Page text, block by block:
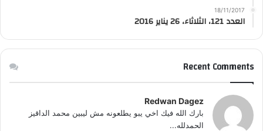
18/11/2017
العدد 121، الثلاثاء، 26 يناير 2016
Recent Comments
Redwan Dagez
بارك الله فيك اخي يبو يطلعونه مش ليبين محمد الداقيز
الحمدلله...